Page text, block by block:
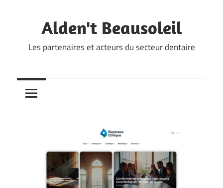
contentAlden't Beausoleil
Les partenaires et acteurs du secteur dentaire